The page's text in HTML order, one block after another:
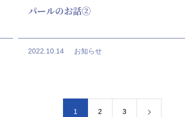
パールのお話②
2022.10.14 お知らせ
1 2 3